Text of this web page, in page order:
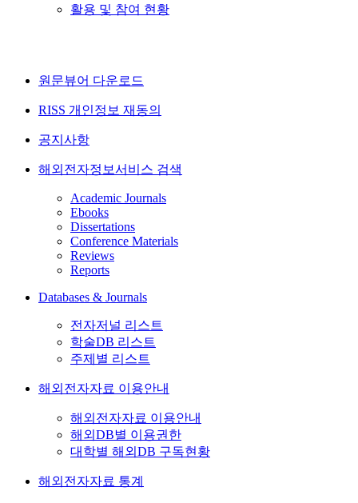
활용 및 참여 현황
원문뷰어 다운로드
RISS 개인정보 재동의
공지사항
해외전자정보서비스 검색
Academic Journals
Ebooks
Dissertations
Conference Materials
Reviews
Reports
Databases & Journals
전자저널 리스트
학술DB 리스트
주제별 리스트
해외전자자료 이용안내
해외전자자료 이용안내
해외DB별 이용권한
대학별 해외DB 구독현황
해외전자자료 통계